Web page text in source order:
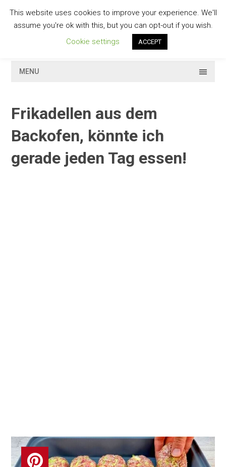
contentGESCHMACKVOLL
MENU
Frikadellen aus dem
Backofen, könnte ich
gerade jeden Tag essen!
This website uses cookies to improve your experience. We'll
assume you're ok with this, but you can opt-out if you wish.
Cookie settings
ACCEPT